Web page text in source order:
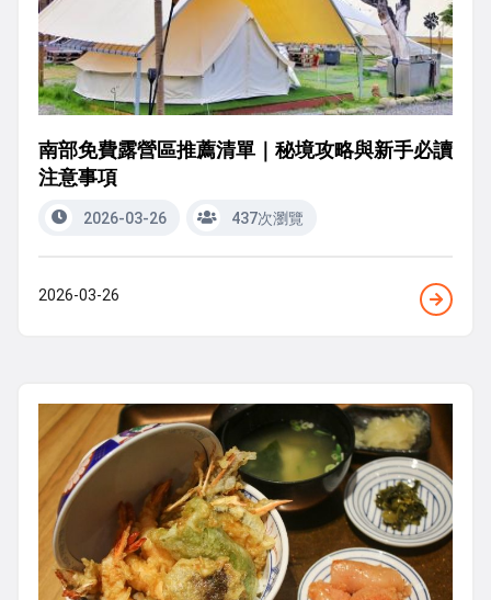
南部免費露營區推薦清單｜秘境攻略與新手必讀
注意事項
2026-03-26 437次瀏覽
2026-03-26